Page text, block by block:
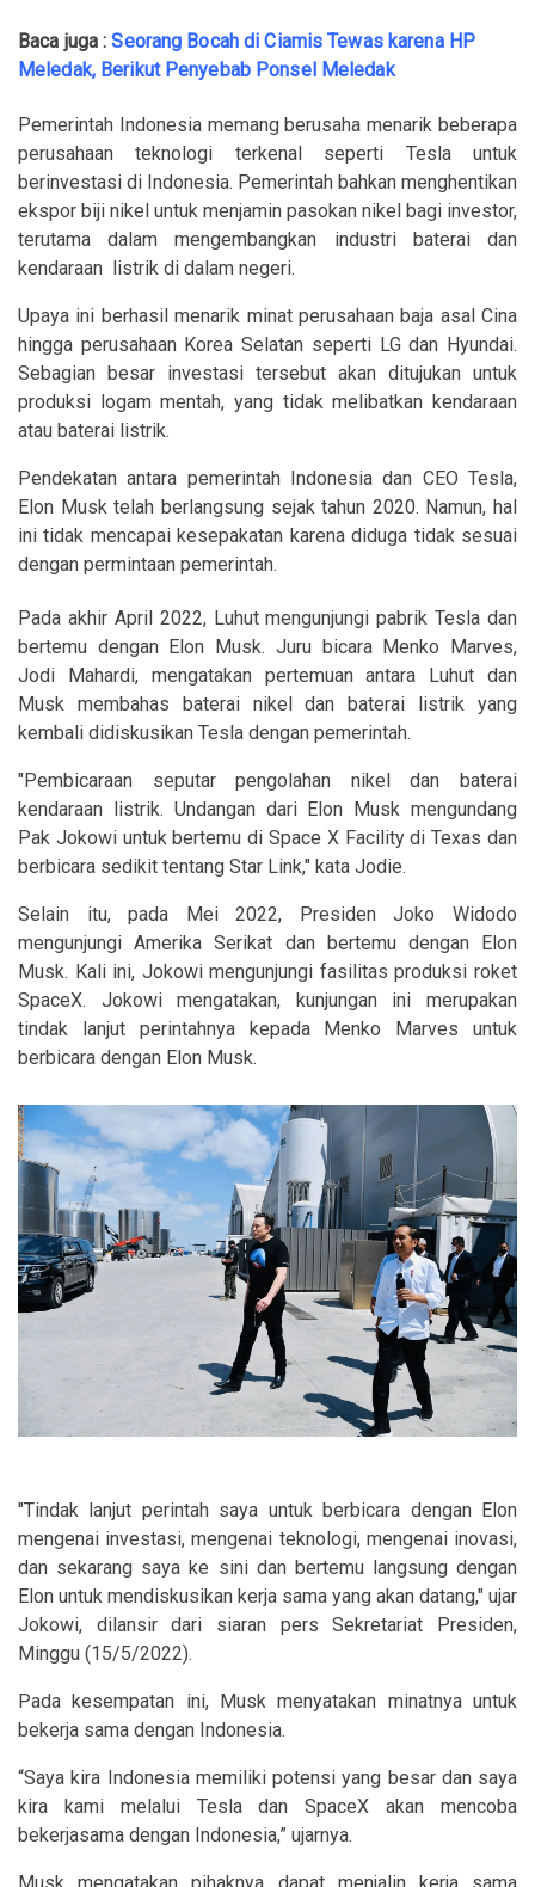
Baca juga :Seorang Bocah di Ciamis Tewas karena HP
Meledak, Berikut Penyebab Ponsel Meledak
Pemerintah Indonesia memang berusaha menarik beberapa
perusahaan teknologi terkenal seperti Tesla untuk
berinvestasi di Indonesia. Pemerintah bahkan menghentikan
ekspor biji nikel untuk menjamin pasokan nikel bagi investor,
terutama dalam mengembangkan industri baterai dan
kendaraan listrik di dalam negeri.
Upaya ini berhasil menarik minat perusahaan baja asal Cina
hingga perusahaan Korea Selatan seperti LG dan Hyundai.
Sebagian besar investasi tersebut akan ditujukan untuk
produksi logam mentah, yang tidak melibatkan kendaraan
atau baterai listrik.
Pendekatan antara pemerintah Indonesia dan CEO Tesla,
Elon Musk telah berlangsung sejak tahun 2020. Namun, hal
ini tidak mencapai kesepakatan karena diduga tidak sesuai
dengan permintaan pemerintah.
Pada akhir April 2022, Luhut mengunjungi pabrik Tesla dan
bertemu dengan Elon Musk. Juru bicara Menko Marves,
Jodi Mahardi, mengatakan pertemuan antara Luhut dan
Musk membahas baterai nikel dan baterai listrik yang
kembali didiskusikan Tesla dengan pemerintah.
"Pembicaraan seputar pengolahan nikel dan baterai
kendaraan listrik. Undangan dari Elon Musk mengundang
Pak Jokowi untuk bertemu di Space X Facility di Texas dan
berbicara sedikit tentang Star Link," kata Jodie.
Selain itu, pada Mei 2022, Presiden Joko Widodo
mengunjungi Amerika Serikat dan bertemu dengan Elon
Musk. Kali ini, Jokowi mengunjungi fasilitas produksi roket
SpaceX. Jokowi mengatakan, kunjungan ini merupakan
tindak lanjut perintahnya kepada Menko Marves untuk
berbicara dengan Elon Musk.
"Tindak lanjut perintah saya untuk berbicara dengan Elon
mengenai investasi, mengenai teknologi, mengenai inovasi,
dan sekarang saya ke sini dan bertemu langsung dengan
Elon untuk mendiskusikan kerja sama yang akan datang," ujar
Jokowi, dilansir dari siaran pers Sekretariat Presiden,
Minggu (15/5/2022).
Pada kesempatan ini, Musk menyatakan minatnya untuk
bekerja sama dengan Indonesia.
“Saya kira Indonesia memiliki potensi yang besar dan saya
kira kami melalui Tesla dan SpaceX akan mencoba
bekerjasama dengan Indonesia,” ujarnya.